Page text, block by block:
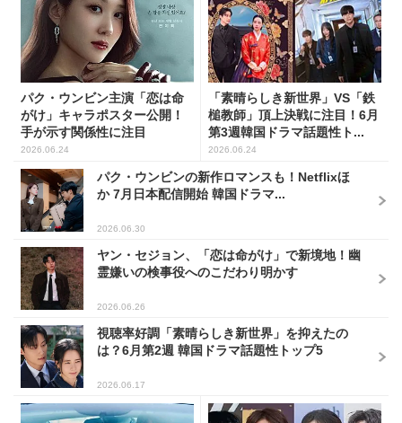
パク・ウンビン主演「恋は命
がけ」キャラポスター公開！
手が示す関係性に注目
2026.06.24
「素晴らしき新世界」VS「鉄
槌教師」頂上決戦に注目！6月
第3週韓国ドラマ話題性ト...
2026.06.24
パク・ウンビンの新作ロマンスも！Netflixほ
か 7月日本配信開始 韓国ドラマ...
2026.06.30
ヤン・セジョン、「恋は命がけ」で新境地！幽
霊嫌いの検事役へのこだわり明かす
2026.06.26
視聴率好調「素晴らしき新世界」を抑えたの
は？6月第2週 韓国ドラマ話題性トップ5
2026.06.17